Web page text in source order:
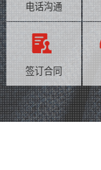
电话沟通
签订合同